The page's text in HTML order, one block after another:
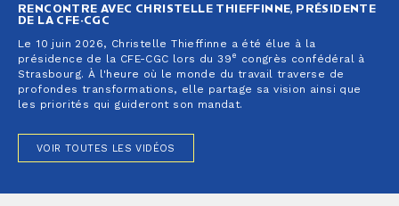
RENCONTRE AVEC CHRISTELLE THIEFFINNE, PRÉSIDENTE
DE LA CFE-CGC
Le 10 juin 2026, Christelle Thieffinne a été élue à la
présidence de la CFE-CGC lors du 39e
congrès confédéral à
Strasbourg. À l'heure où le monde du travail traverse de
profondes transformations, elle partage sa vision ainsi que
les priorités qui guideront son mandat.
VOIR TOUTES LES VIDÉOS